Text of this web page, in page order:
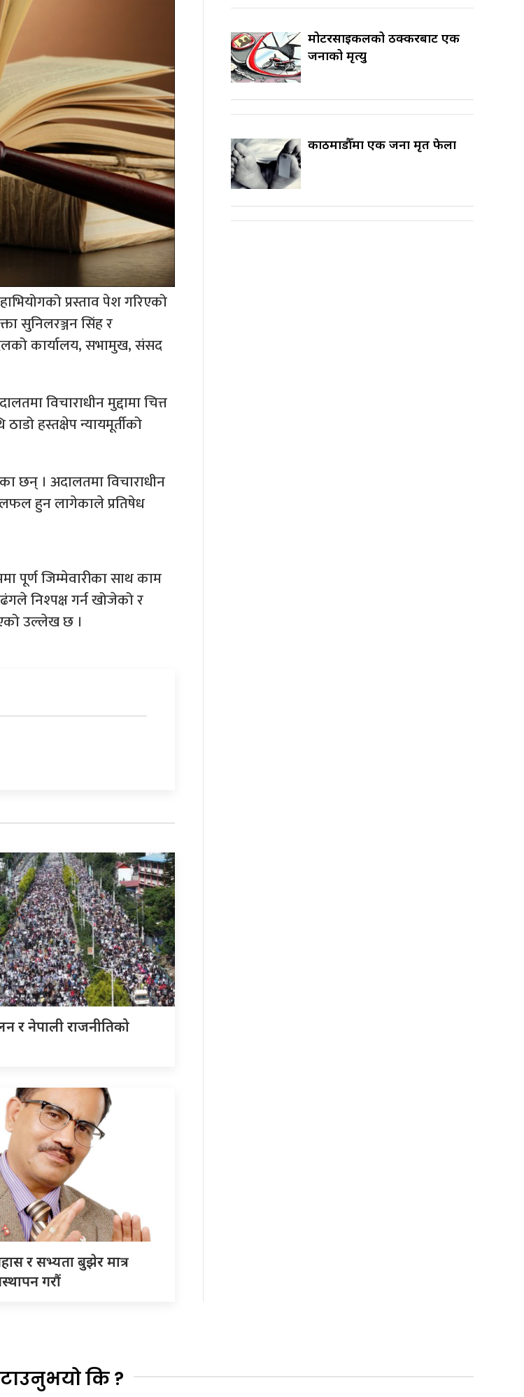
प्रस्ताव पेश गरिएको
सुनिलरञ्जन सिंह र
कार्यालय, सभामुख, संसद
विचाराधीन मुद्दामा चित्त
हस्तक्षेप न्यायमूर्तीको
छन् । अदालतमा विचाराधीन
हुन लागेकाले प्रतिषेध
पूर्ण जिम्मेवारीका साथ काम
ढंगले निश्पक्ष गर्न खोजेको र
उल्लेख छ ।
र नेपाली राजनीतिको
र सभ्यता बुझेर मात्र
गराैं
मोटरसाइकलको ठक्करबाट एक
जनाको मृत्यु
काठमाडौँमा एक जना मृत फेला
कि ?